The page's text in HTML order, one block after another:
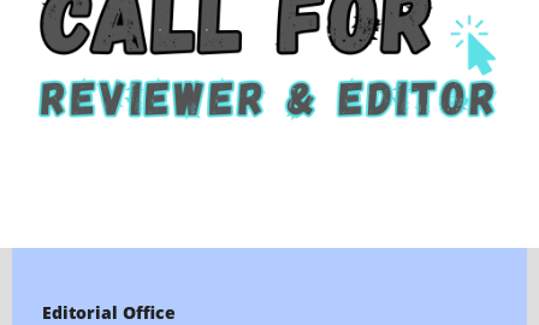
Editorial Office